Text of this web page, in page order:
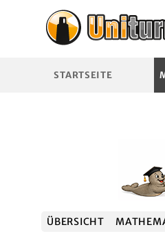
STARTSEITE
ÜBERSICHT